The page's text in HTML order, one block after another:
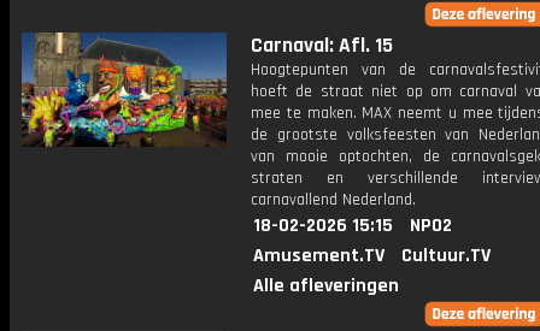
Carnaval: Afl. 15
Hoogtepunten van de
hoeft de straat niet op om carnaval
mee te maken. MAX neemt u mee
de grootste volksfeesten van
van mooie optochten, de
straten en verschillende
carnavallend Nederland.
18-02-2026 15:15
NPO2
Amusement.TV
Cultuur.TV
Alle afleveringen